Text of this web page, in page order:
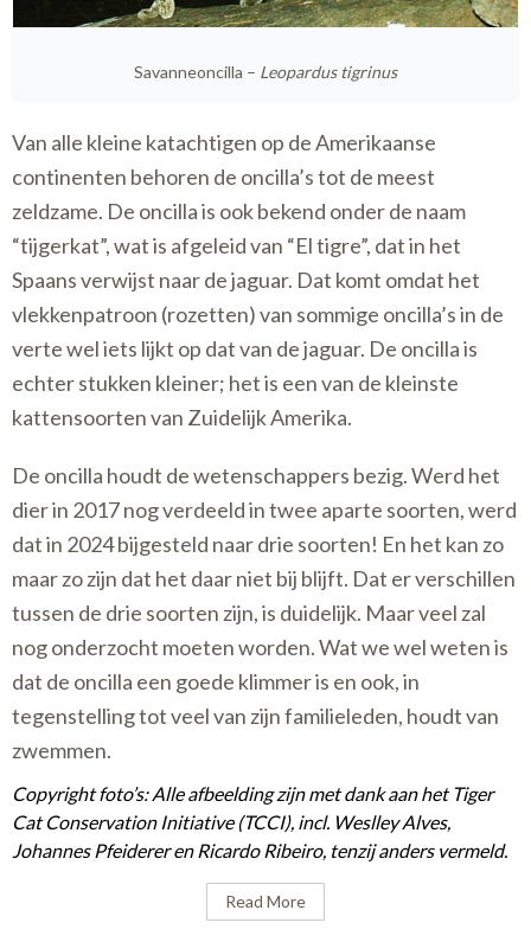
Savanneoncilla – Leopardus tigrinus
Van alle kleine katachtigen op de Amerikaanse
continenten behoren de oncilla’s tot de meest
zeldzame. De oncilla is ook bekend onder de naam
“tijgerkat”, wat is afgeleid van “El tigre”, dat in het
Spaans verwijst naar de jaguar. Dat komt omdat het
vlekkenpatroon (rozetten) van sommige oncilla’s in de
verte wel iets lijkt op dat van de jaguar. De oncilla is
echter stukken kleiner; het is een van de kleinste
kattensoorten van Zuidelijk Amerika.
De oncilla houdt de wetenschappers bezig. Werd het
dier in 2017 nog verdeeld in twee aparte soorten, werd
dat in 2024 bijgesteld naar drie soorten! En het kan zo
maar zo zijn dat het daar niet bij blijft. Dat er verschillen
tussen de drie soorten zijn, is duidelijk. Maar veel zal
nog onderzocht moeten worden. Wat we wel weten is
dat de oncilla een goede klimmer is en ook, in
tegenstelling tot veel van zijn familieleden, houdt van
zwemmen.
Copyright foto’s: Alle afbeelding zijn met dank aan hetTiger
Cat Conservation Initiative(TCCI), incl. Weslley Alves,
Johannes Pfeiderer en Ricardo Ribeiro, tenzij anders vermeld.
Read More